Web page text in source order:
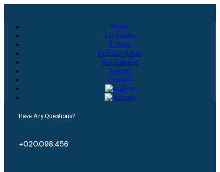
Home
Lo Studio
Il Team
Practice Areas
Recruitment
Insight
Contatti
+020.098.456
Have Any Questions?